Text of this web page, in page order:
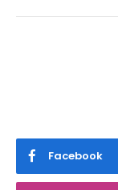
Facebook